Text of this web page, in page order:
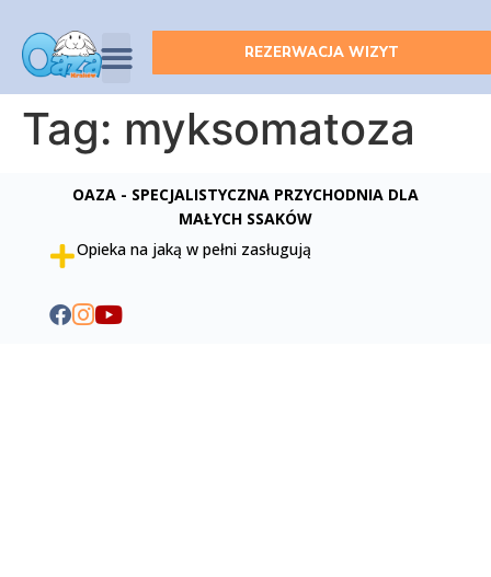
REZERWACJA WIZYT
Tag: myksomatoza
OAZA - SPECJALISTYCZNA PRZYCHODNIA DLA
MAŁYCH SSAKÓW
Opieka na jaką w pełni zasługują